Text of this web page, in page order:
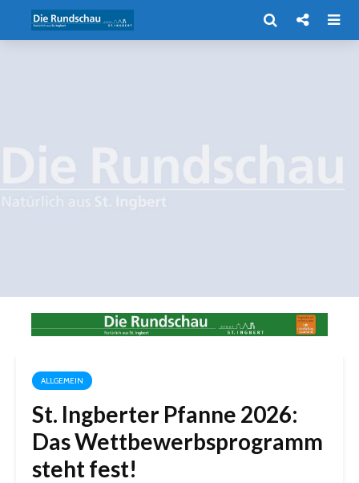
ALLGEMEIN
St. Ingberter Pfanne 2026:
Das Wettbewerbsprogramm
steht fest!